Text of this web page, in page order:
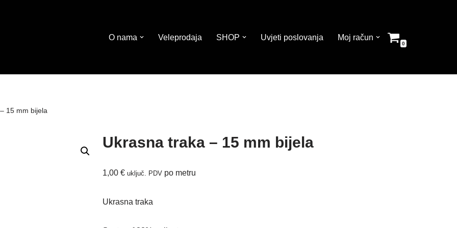
O nama Veleprodaja SHOP Uvjeti poslovanja Moj račun
0
15 mm bijela
Ukrasna traka – 15 mm bijela
1,00€ uključ. PDV po metru
Ukrasna traka